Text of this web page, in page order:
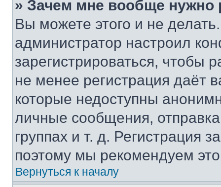
» Зачем мне вообще нужно
Вы можете этого и не
администратор настроил
зарегистрироваться, чтобы
не менее регистрация даёт
которые недоступны
личные сообщения,
группах и т. д. Регистрация
поэтому мы рекомендуем
Вернуться к началу